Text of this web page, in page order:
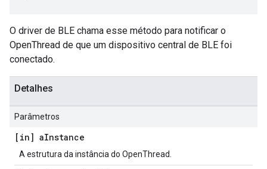
O driver de BLE chama esse método para notificar o
OpenThread de que um dispositivo central de BLE foi
conectado.
Detalhes
Parâmetros
[in] aInstance
A estrutura da instância do OpenThread.